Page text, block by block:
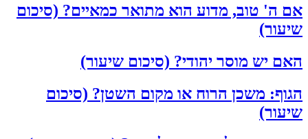
אם ה' טוב, מדוע הוא מתואר כמאיים? (סיכום
שיעור)
האם יש מוסר יהודי? (סיכום שיעור)
הגוף: משכן הרוח או מקום השטן? (סיכום
שיעור)